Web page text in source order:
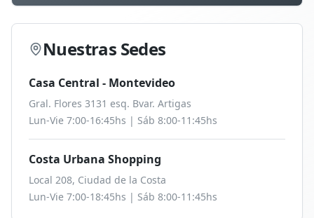
Nuestras Sedes
Casa Central - Montevideo
Gral. Flores 3131 esq. Bvar. Artigas
Lun-Vie 7:00-16:45hs | Sáb 8:00-11:45hs
Costa Urbana Shopping
Local 208, Ciudad de la Costa
Lun-Vie 7:00-18:45hs | Sáb 8:00-11:45hs